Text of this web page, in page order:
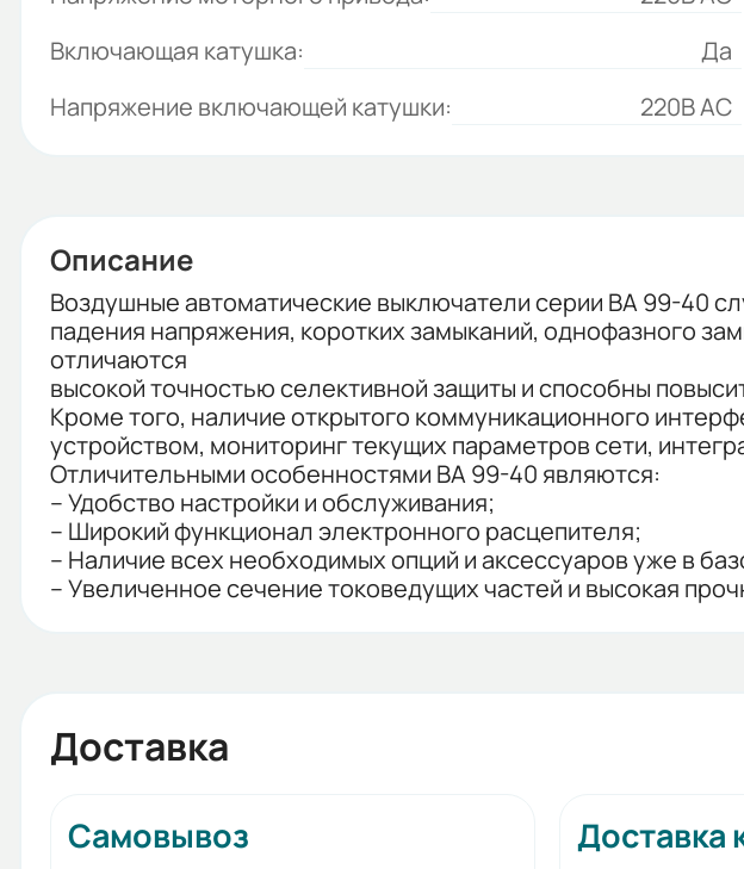
Включающая катушка:
Да
Напряжение включающей катушки:
220В AC
Описание
Воздушные автоматические выключатели серии ВА 99-40
падения напряжения, коротких замыканий, однофазного
отличаются
высокой точностью селективной защиты и способны
Кроме того, наличие открытого коммуникационного
устройством, мониторинг текущих параметров сети,
Отличительными особенностями ВА 99-40 являются:
– Удобство настройки и обслуживания;
– Широкий функционал электронного расцепителя;
– Наличие всех необходимых опций и аксессуаров уже в
– Увеличенное сечение токоведущих частей и высокая
Доставка
Самовывоз Доставка